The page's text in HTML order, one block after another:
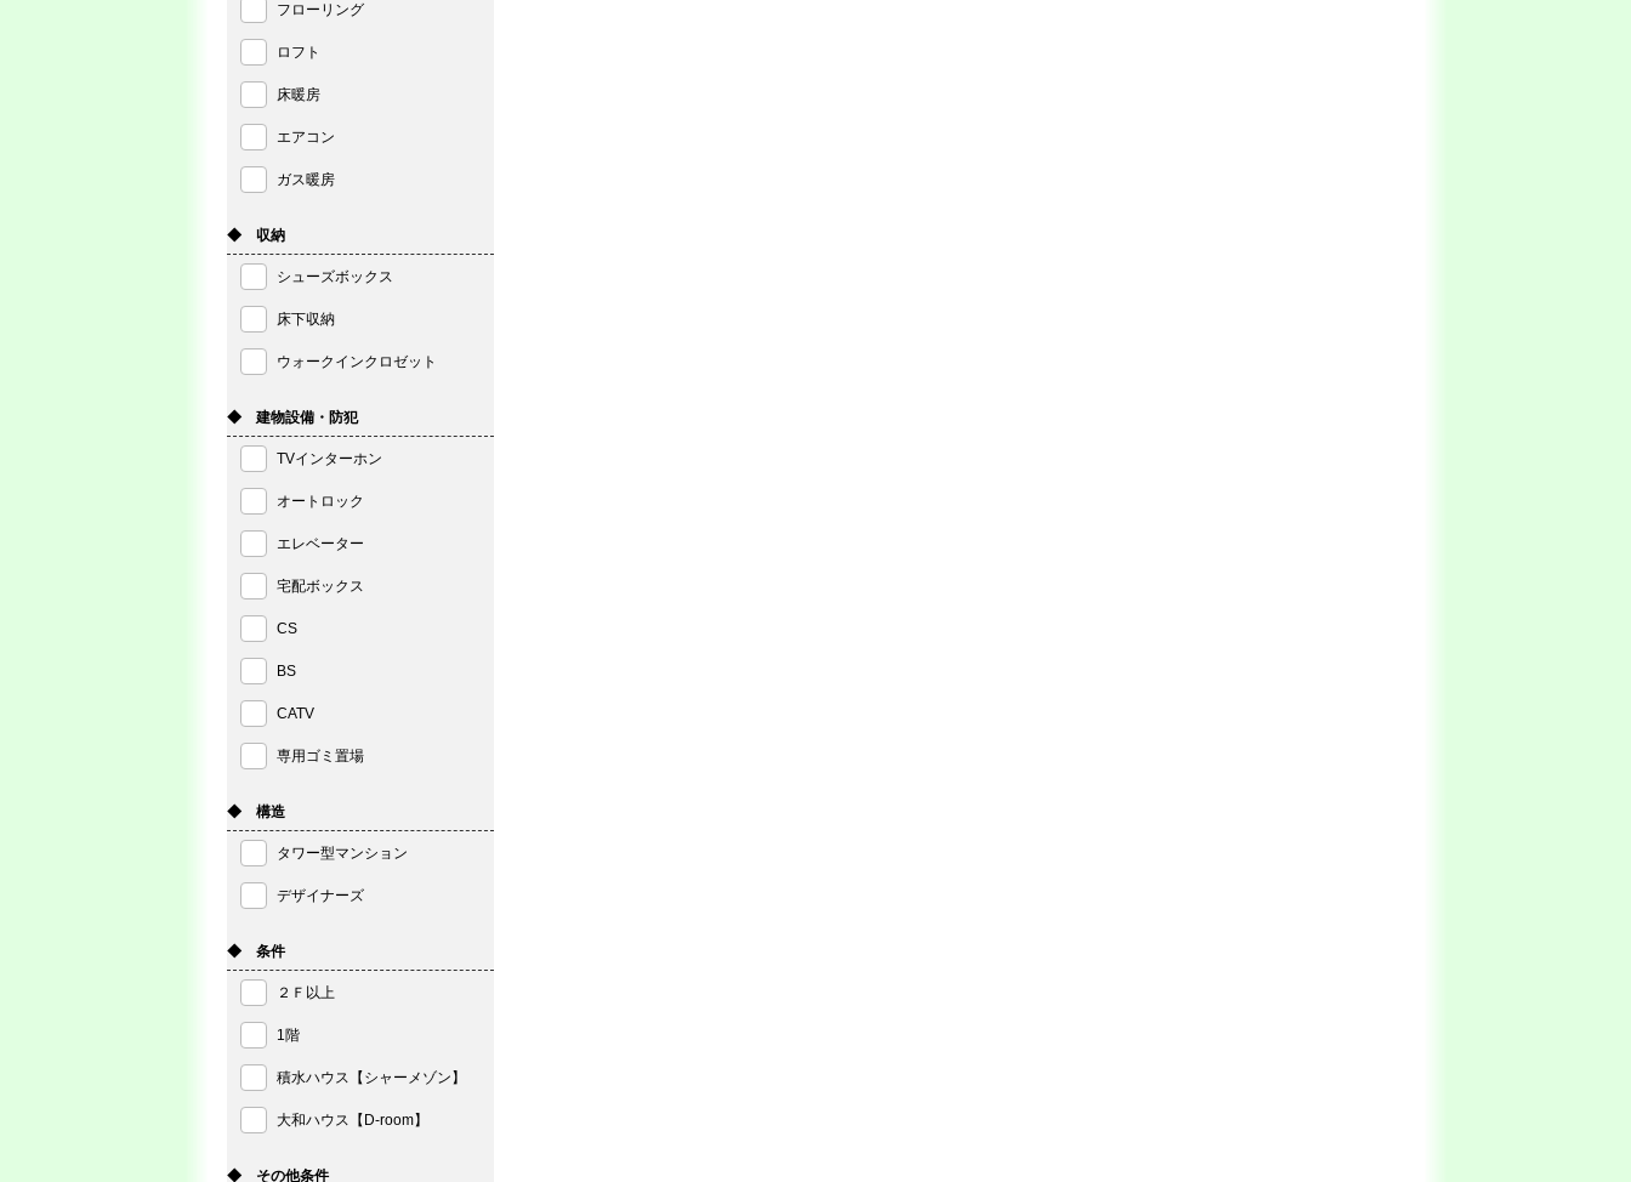
フローリング
ロフト
床暖房
エアコン
ガス暖房
◆ 収納
シューズボックス
床下収納
ウォークインクロゼット
◆ 建物設備・防犯
TVインターホン
オートロック
エレベーター
宅配ボックス
CS
BS
CATV
専用ゴミ置場
◆ 構造
タワー型マンション
デザイナーズ
◆ 条件
２Ｆ以上
1階
積水ハウス【シャーメゾン】
大和ハウス【D-room】
◆ その他条件